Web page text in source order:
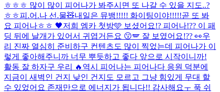
ㅎㅎㅎ 많이 많이 피어나가 봐주시면 또 나갈 수 있을 지도..?
ㅎㅎ피.어.나 선.물🧸내일은 뮤뱅!!!!! 화이팅이야!!!!!곧 또 봐
요 피어나ㅎㅎ 🖤저희 엠카 첫방🩵 보셨어요!? 피어나!?? 이 패
딩 뒤에 날개가 있어서 귀엽거든요 😗​🪽 잘 보였어요!?? 👀​우
리 진짜 열심히 준비하구 컨텐츠도 많이 찍었는데 피어나가 이
렇게 좋아해주니까 너무 뿌듯하고 좋다 앞으로 시작이니까!
활동 잘 하자구 우리 🔥 역시 피어나는 피어나다 응원 덕분에
지금이 새벽인 건지 낮인 건지도 모르고 그냥 힘있게 무대 할
수 있었어요 존재만으로 에너지가 됩니다!! 감사해요ㅜ 푹 쉬